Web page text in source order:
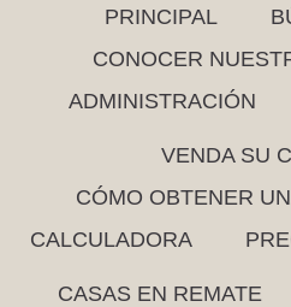
PRINCIPAL
CONOCER
ADMINISTRACIÓN
VENDA SU
CÓMO OBTENER
CALCULADORA
CASAS EN REMATE